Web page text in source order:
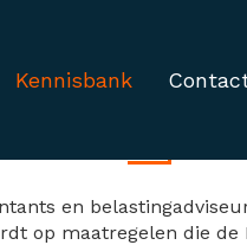
Kennisbank
en
op maatregelen die